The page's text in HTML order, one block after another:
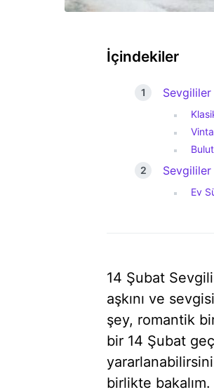
İçindekiler
Sevgililer
Ev
14 Şubat
aşkını ve
şey, romantik
bir 14 Şubat
birlikte bakalım.